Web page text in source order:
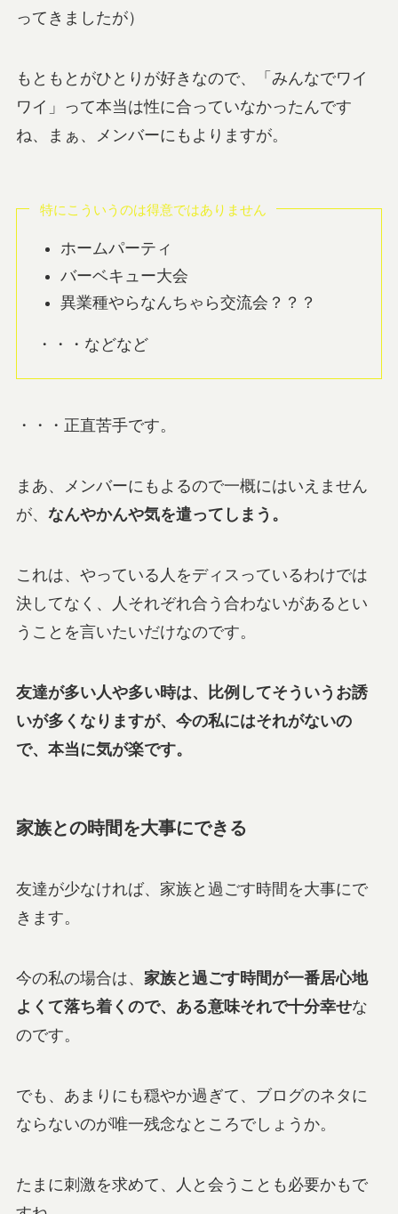
ってきましたが）
もともとがひとりが好きなので、「みんなでワイ
ワイ」って本当は性に合っていなかったんです
ね、まぁ、メンバーにもよりますが。
特にこういうのは得意ではありません
ホームパーティ
バーベキュー大会
異業種やらなんちゃら交流会？？？
・・・などなど
・・・正直苦手です。
まあ、メンバーにもよるので一概にはいえません
が、 なんやかんや気を遣ってしまう。
これは、やっている人をディスっているわけでは
決してなく、人それぞれ合う合わないがあるとい
うことを言いたいだけなのです。
友達が多い人や多い時は、比例してそういうお誘
いが多くなりますが、今の私にはそれがないの
で、本当に気が楽です。
家族との時間を大事にできる
友達が少なければ、家族と過ごす時間を大事にで
きます。
今の私の場合は、 家族と過ごす時間が一番居心地
よくて落ち着くので、ある意味それで十分幸せな
のです。
でも、あまりにも穏やか過ぎて、ブログのネタに
ならないのが唯一残念なところでしょうか。
たまに刺激を求めて、人と会うことも必要かもで